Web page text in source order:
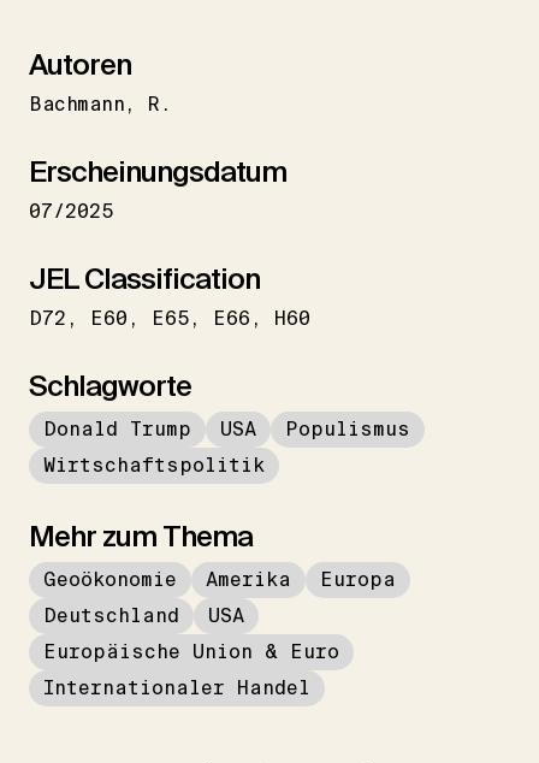
Autoren
Bachmann R.
Erscheinungsdatum
07/2025
JEL Classification
D72 E60 E65 E66 H60
Schlagworte
Donald Trump USA
Populismus
Wirtschaftspolitik
Mehr zum Thema
Geoökonomie Amerika
Europa
Deutschland
USA
Europäische Union & Euro
Internationaler Handel